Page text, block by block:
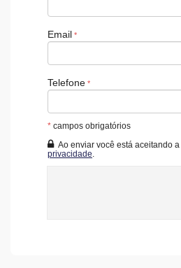
Email
Telefone
* campos obrigatórios
Ao enviar você está aceitando a
privacidade.